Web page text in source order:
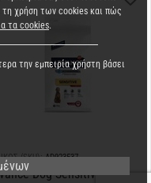
(SKU): AD923537
Dog Sensitive
τη χρήση των cookies και πώς
τα cookies.
την εμπειρία χρήστη βάσει